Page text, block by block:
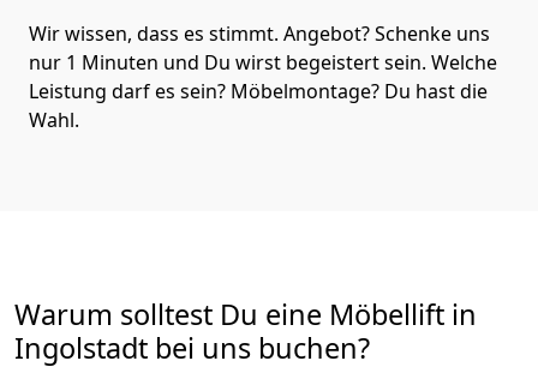
Wir wissen, dass es stimmt. Angebot? Schenke uns
nur 1 Minuten und Du wirst begeistert sein. Welche
Leistung darf es sein? Möbelmontage? Du hast die
Wahl.
Warum solltest Du eine Möbellift in
Ingolstadt bei uns buchen?